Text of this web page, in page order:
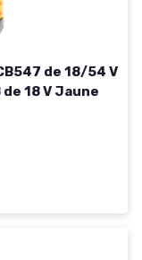
de 18/54 V
18 V Jaune